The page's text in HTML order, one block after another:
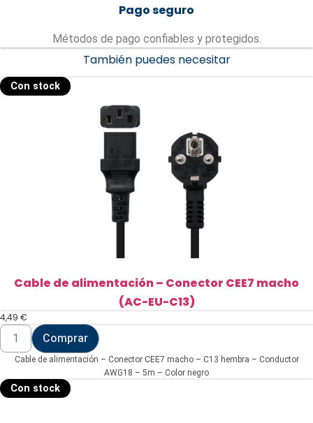
Pago seguro
Métodos de pago confiables y protegidos.
También puedes necesitar
Con stock
Cable de alimentación – Conector CEE7 macho
(AC-EU-C13)
4,49 €
Cable
alimentación
CEE7
macho
Comprar
Cable de alimentación – Conector CEE7 macho – C13 hembra – Conductor
AWG18 – 5m – Color negro
Con stock